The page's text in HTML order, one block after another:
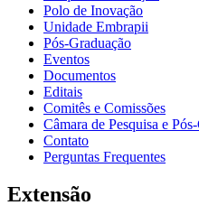
Polo de Inovação
Unidade Embrapii
Pós-Graduação
Eventos
Documentos
Editais
Comitês e Comissões
Câmara de Pesquisa e
Contato
Perguntas Frequentes
Extensão